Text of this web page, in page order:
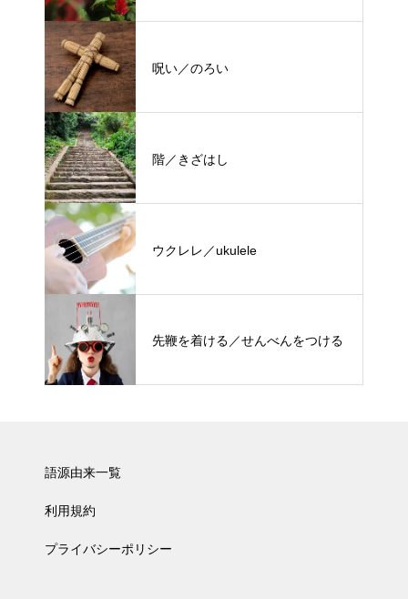
呪い／のろい
階／きざはし
ウクレレ／ukulele
先鞭を着ける／せんべんをつける
語源由来一覧
利用規約
プライバシーポリシー